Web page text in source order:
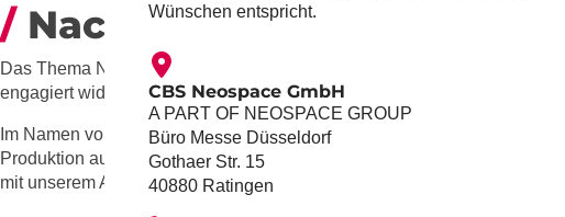
Nachhaltigkeit
Das Thema Nachhaltigkeit ist für unser Unternehmen von großer
engagiert widmen. Aufgrund der Beschleunigung innerhalb der
Im Namen von CHRITTO setzen wir uns für ein bewusstes Handeln
Produktion auf nachwachsende Rohstoffe zu achten. Bei unseren
mit unserem Anteil für einen aktiven Umweltschutz beitragen.
Wünschen entspricht.
CBS Neospace GmbH
A PART OF NEOSPACE GROUP
Büro Messe Düsseldorf
Gothaer Str. 15
40880 Ratingen